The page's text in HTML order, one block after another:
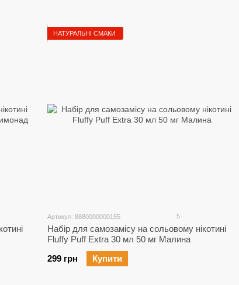
НАТУРАЛЬНІ СМАКИ
Артикул: 8880000000155 5
Набір для самозамісу на сольовому нікотині
Fluffy Puff Extra 30 мл 50 мг Малина
299 грн
Купити